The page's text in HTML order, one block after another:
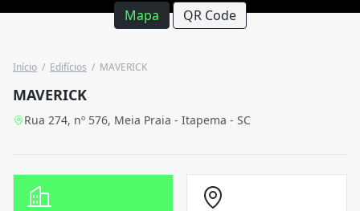
Mapa QR Code
Início / Edifícios / MAVERICK
MAVERICK
Rua 274, nº 576, Meia Praia - Itapema - SC